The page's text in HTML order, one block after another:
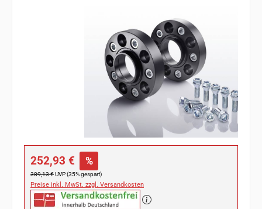
Verkaufspreis:
252,93 € %
Regulärer Preis:
389,13 €UVP (35% gespart)
Preise inkl. MwSt. zzgl. Versandkosten